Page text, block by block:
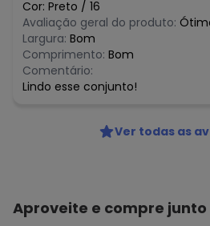
maio/2026
abril/2026
março/2026
fevereiro/2026
Cor: Preto / 16
Avaliação geral do produto:
Largura: Bom
Comprimento: Bom
Comentário:
Lindo esse conjunto!
Ver todas as
Aproveite e compre junto